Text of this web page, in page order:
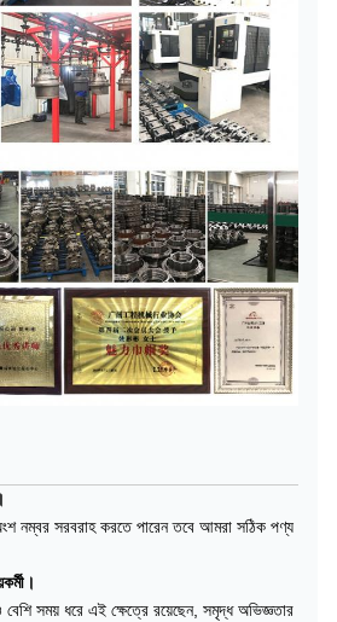
নম্বর সরবরাহ করতে পারেন তবে আমরা সঠিক পণ্য
সময় ধরে এই ক্ষেত্রে রয়েছেন, সমৃদ্ধ অভিজ্ঞতার